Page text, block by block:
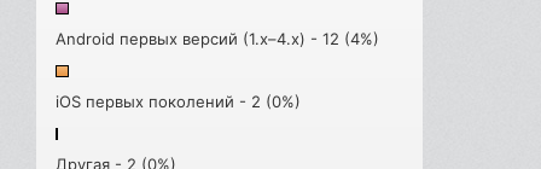
Android первых версий (1.x–4.x) - 12 (4%)
iOS первых поколений - 2 (0%)
Другая - 2 (0%)